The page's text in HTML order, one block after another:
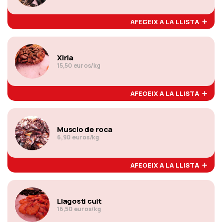
AFEGEIX A LA LLISTA
Xirla
15,50 euros/kg
AFEGEIX A LA LLISTA
Musclo de roca
6,90 euros/kg
AFEGEIX A LA LLISTA
Llagosti cuit
16,50 euros/kg